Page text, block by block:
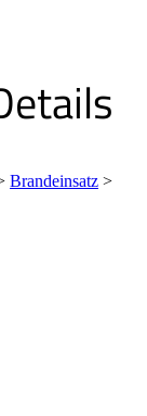
Brandeinsatz >